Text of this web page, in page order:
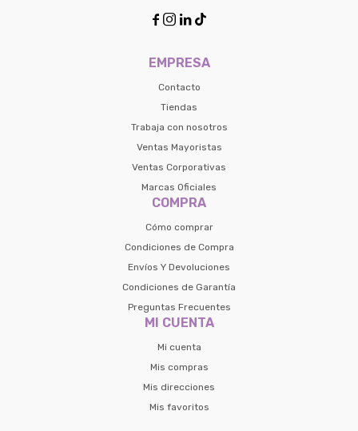
EMPRESA
Contacto
Tiendas
Trabaja con nosotros
Ventas Mayoristas
Ventas Corporativas
Marcas Oficiales
COMPRA
Cómo comprar
Condiciones de Compra
Envíos Y Devoluciones
Condiciones de Garantía
Preguntas Frecuentes
MI CUENTA
Mi cuenta
Mis compras
Mis direcciones
Mis favoritos
   